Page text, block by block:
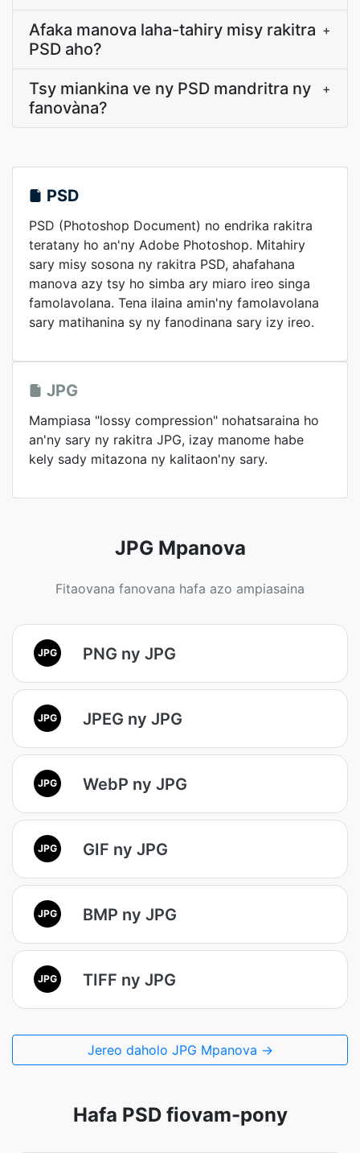
Afaka manova laha-tahiry misy rakitra
PSD aho?
+
Tsy miankina ve ny PSD mandritra ny
fanovàna?
+
PSD
PSD (Photoshop Document) no endrika rakitra
teratany ho an'ny Adobe Photoshop. Mitahiry
sary misy sosona ny rakitra PSD, ahafahana
manova azy tsy ho simba ary miaro ireo singa
famolavolana. Tena ilaina amin'ny famolavolana
sary matihanina sy ny fanodinana sary izy ireo.
JPG
Mampiasa "lossy compression" nohatsaraina ho
an'ny sary ny rakitra JPG, izay manome habe
kely sady mitazona ny kalitaon'ny sary.
JPG Mpanova
Fitaovana fanovana hafa azo ampiasaina
JPG PNG ny JPG
JPG JPEG ny JPG
JPG WebP ny JPG
JPG GIF ny JPG
JPG BMP ny JPG
JPG TIFF ny JPG
Jereo daholo JPG Mpanova →
Hafa PSD fiovam-pony